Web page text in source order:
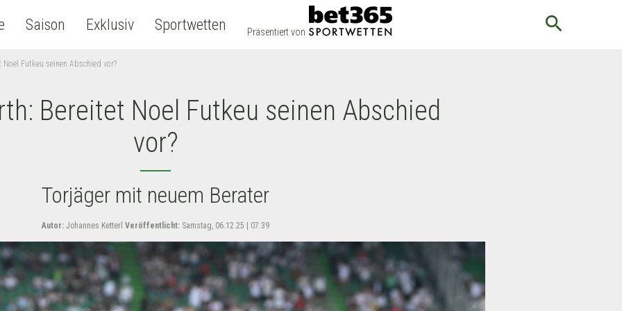
Saison Exklusiv Sportwetten Präsentiert von search
Noel Futkeu seinen Abschied vor?
Bereitet Noel Futkeu seinen Abschied
vor?
Torjäger mit neuem Berater
Autor: Johannes Ketterl Veröffentlicht: Samstag, 06.12.25 | 07:39